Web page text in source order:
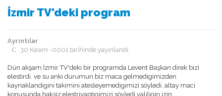
İzmir TV'deki program
Ayrıntılar
30 Kasım -0001 tarihinde yayınlandı.
Dün akşam İzmir TV'deki bir programda Levent Başkan direk bizi
elestirdi. ve su anki durumun biz maca gelmedigimizden
kaynaklandigini takimini atesleyemedigimizi söyledi. altay maci
konusunda haksiz elestriyaptigimizi söyledi valiligin izin